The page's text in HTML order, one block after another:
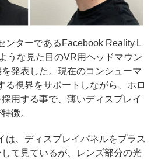
ンターであるFacebook Reality L
うな見た目のVR用ヘッドマウン
発表した。現在のコンシューマ
る視界をサポートしながら、ホロ
用する事で、薄いディスプレイ
徴。
は、ディスプレイパネルをプラス
て見ているが、レンズ部分の光